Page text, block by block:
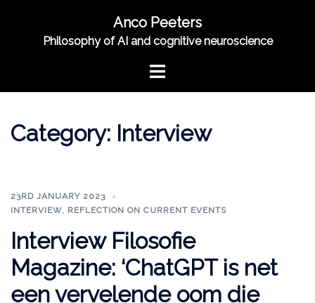
Anco Peeters
Philosophy of AI and cognitive neuroscience
Toggle
Category: Interview
23RD JANUARY 2023
INTERVIEW, REFLECTION ON CURRENT EVENTS
Interview Filosofie
Magazine: ‘ChatGPT is net
een vervelende oom die